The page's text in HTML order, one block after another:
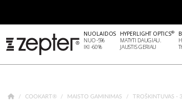
NUOLAIDOS
NUO -5%
IKI -60%
HYPERLIGHT OPTICS®
MATYTI DAUGIAU.
JAUSTIS GERIAU
COOKART® MAISTO GAMINIMAS TROŠKINTUVAS -